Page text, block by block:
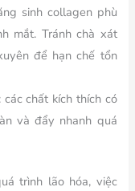
sinh collagen phù
mắt. Tránh chà xát
để hạn chế tổn
các chất kích thích có
và đẩy nhanh quá
trình lão hóa, việc